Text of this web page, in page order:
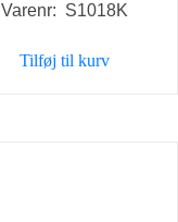
pris
149,00 kr..
Varenr: S1018K
Tilføj til kurv